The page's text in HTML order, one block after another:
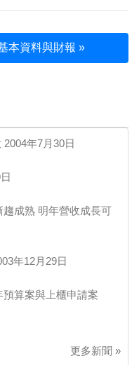
本資料與財報 »
2004年7月30日
成熟 明年營收成長可
年12月29日
算案與上櫃申請案
更多新聞 »